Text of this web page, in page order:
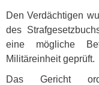
Den Verdächtigen
des
eine mögliche
Militäreinheit geprüft.
Das Gericht